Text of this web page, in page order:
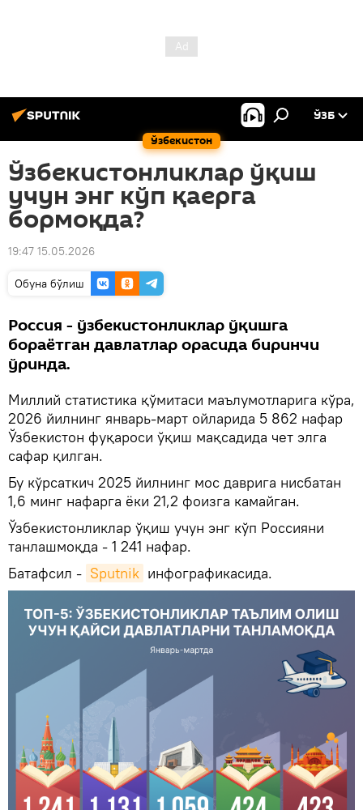
Ўзбекистон
ЎЗБ
Ўзбекистонликлар ўқиш
учун энг кўп қаерга
бормоқда?
19:47 15.05.2026
Oбуна бўлиш
Россия - ўзбекистонликлар ўқишга
бораётган давлатлар орасида биринчи
ўринда.
Миллий статистика қўмитаси маълумотларига кўра,
2026 йилнинг январь-март ойларида 5 862 нафар
Ўзбекистон фуқароси ўқиш мақсадида чет элга
сафар қилган.
Бу кўрсаткич 2025 йилнинг мос даврига нисбатан
1,6 минг нафарга ёки 21,2 фоизга камайган.
Ўзбекистонликлар ўқиш учун энг кўп Россияни
танлашмоқда - 1 241 нафар.
Батафсил - Sputnik инфографикасида.